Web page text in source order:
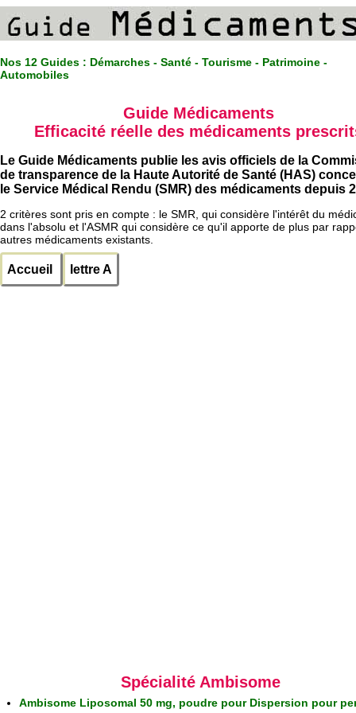
Nos 12 Guides : Démarches - Santé - Tourisme - Patrimoine -
Automobiles
Guide Médicaments
Efficacité réelle des médicaments
Le Guide Médicaments publie les avis officiels de la
de transparence de la Haute Autorité de Santé (HAS)
le Service Médical Rendu (SMR) des médicaments depuis
2 critères sont pris en compte : le SMR, qui considère l'intérêt du
dans l'absolu et l'ASMR qui considère ce qu'il apporte de plus par
autres médicaments existants.
Accueil lettre A
Spécialité Ambisome
Ambisome Liposomal 50 mg, poudre pour Dispersion pour